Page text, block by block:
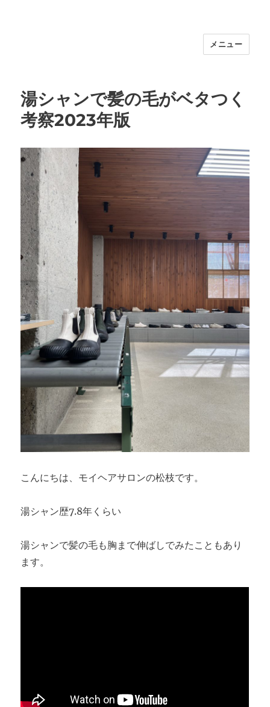
福岡｜天神/今泉/薬院の美容室｜moi
30代からの大人の本気ケアサロン｜オ
フィシャルサイト｜福岡天神エリアで
早朝7時から深夜24時まで営業｜天然
メニュー
湯シャンで髪の毛がベタつく
考察2023年版
こんにちは、モイヘアサロンの松枝です。
湯シャン歴7.8年くらい
湯シャンで髪の毛も胸まで伸ばしでみたこともあり
ます。